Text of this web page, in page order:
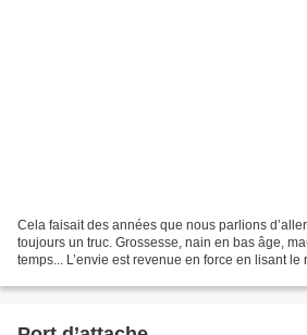
Cela faisait des années que nous parlions
toujours un truc. Grossesse, nain en bas âge,
temps... L’envie est revenue en force en lisant